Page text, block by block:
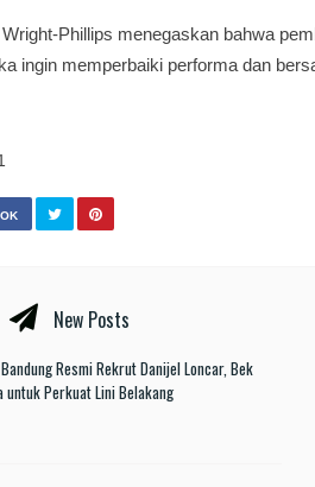
Phillips menegaskan bahwa
ingin memperbaiki performa dan
New Posts
Resmi Rekrut Danijel Loncar, Bek
untuk Perkuat Lini Belakang